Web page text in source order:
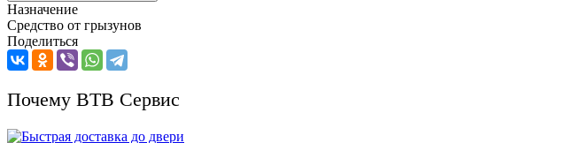
Назначение
Средство от грызунов
Поделиться
Почему ВТВ Сервис